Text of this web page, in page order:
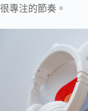
很專注的節奏。